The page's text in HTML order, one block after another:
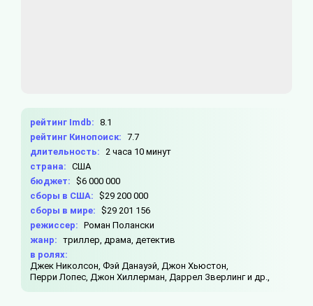
рейтинг Imdb: 8.1
рейтинг Кинопоиск: 7.7
длительность: 2 часа 10 минут
страна: США
бюджет: $6 000 000
сборы в США: $29 200 000
сборы в мире: $29 201 156
режиссер: Роман Полански
жанр: триллер, драма, детектив
в ролях:
Джек Николсон, Фэй Данауэй, Джон Хьюстон,
Перри Лопес, Джон Хиллерман, Даррел Зверлинг и др.,